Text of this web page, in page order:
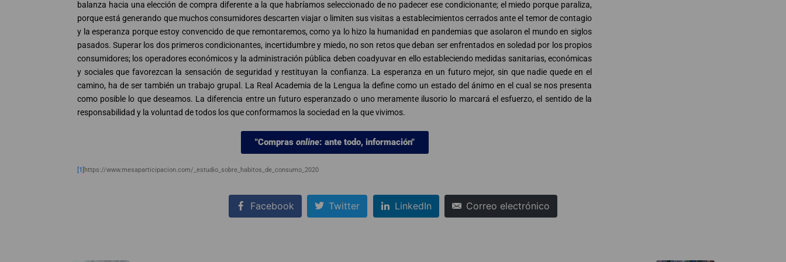
balanza hacia una elección de compra diferente a la que habríamos seleccionado de no padecer ese condicionante; el miedo porque paraliza,
porque está generando que muchos consumidores descarten viajar o limiten sus visitas a establecimientos cerrados ante el temor de contagio
y la esperanza porque estoy convencido de que remontaremos, como ya lo hizo la humanidad en pandemias que asolaron el mundo en siglos
pasados. Superar los dos primeros condicionantes, incertidumbre y miedo, no son retos que deban ser enfrentados en soledad por los propios
consumidores; los operadores económicos y la administración pública deben coadyuvar en ello estableciendo medidas sanitarias, económicas
y sociales que favorezcan la sensación de seguridad y restituyan la confianza. La esperanza en un futuro mejor, sin que nadie quede en el
camino, ha de ser también un trabajo grupal. La Real Academia de la Lengua la define como un estado del ánimo en el cual se nos presenta
como posible lo que deseamos. La diferencia entre un futuro esperanzado o uno meramente ilusorio lo marcará el esfuerzo, el sentido de la
responsabilidad y la voluntad de todos los que conformamos la sociedad en la que vivimos.
"Compras online: ante todo, información"
[1] https://www.mesaparticipacion.com/_estudio_sobre_habitos_de_consumo_2020
Facebook Twitter LinkedIn Correo electrónico